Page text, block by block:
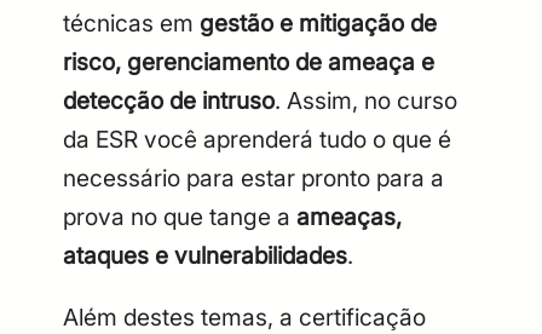
técnicas em gestão e mitigação de
risco, gerenciamento de ameaça e
detecção de intruso. Assim, no curso
da ESR você aprenderá tudo o que é
necessário para estar pronto para a
prova no que tange a ameaças,
ataques e vulnerabilidades.
Além destes temas, a certificação